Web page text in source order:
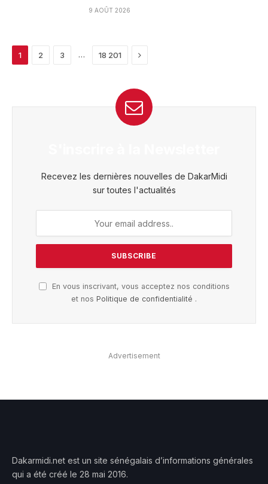
9 AOÛT 2026
1 2 3 … 18 201 Next
Recevez les dernières nouvelles de DakarMidi
sur toutes l'actualités
En vous inscrivant, vous acceptez nos conditions
et nos Politique de confidentialité .
Advertisement
Dakarmidi.net est un site sénégalais d’informations générales
qui a été créé le 28 mai 2016.